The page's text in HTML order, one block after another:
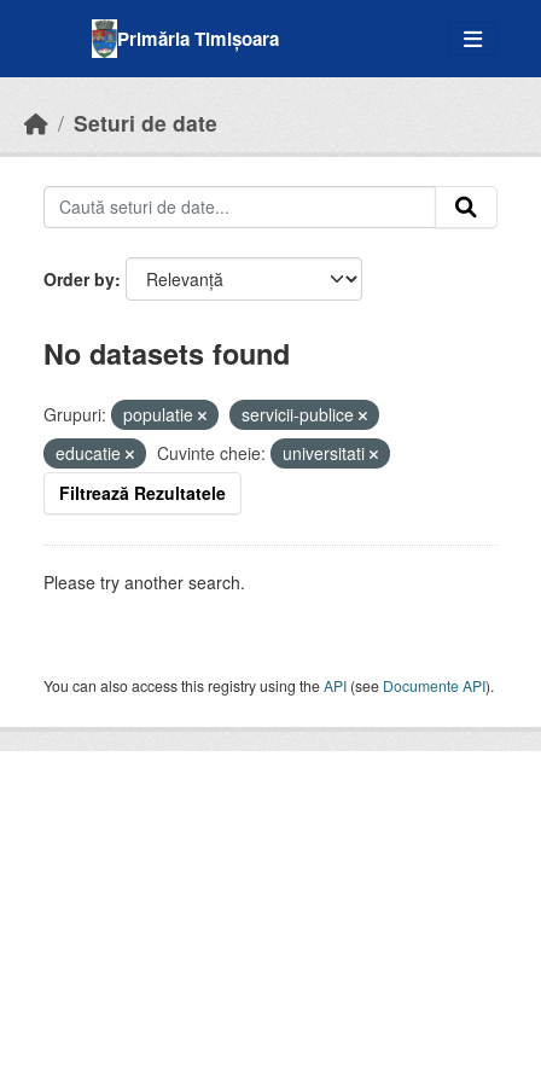
Primăria Timișoara
Seturi de date
Order by
No datasets found
Grupuri: populatie
servicii-publice
educatie
Cuvinte cheie:
universitati
Filtrează Rezultatele
Please try another search.
You can also access this registry using theAPI (see Documente API).